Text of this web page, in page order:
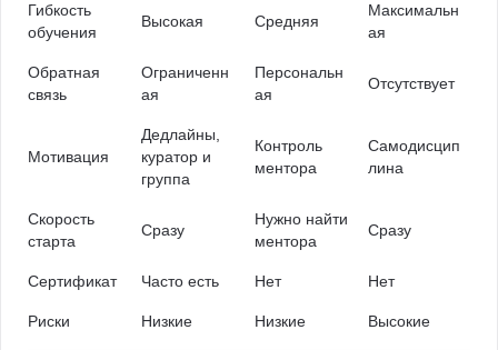
Гибкость
обучения
Высокая Средняя
Максимальн
ая
Обратная
связь
Ограниченн
ая
Персональн
ая
Отсутствует
Мотивация
Дедлайны,
куратор и
группа
Контроль
ментора
Самодисцип
лина
Скорость
старта
Сразу
Нужно найти
ментора
Сразу
Сертификат Часто есть Нет Нет
Риски Низкие Низкие Высокие